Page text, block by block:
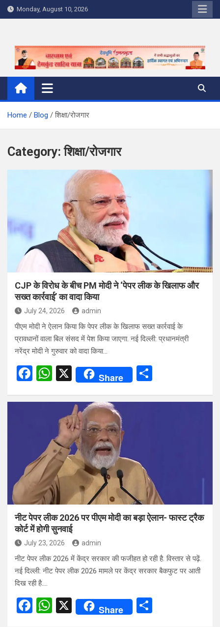
Skip
to
Monday, August 10, 2026
Home Blog शिक्षा/रोजगार
Category:शिक्षा/रोजगार
CJP के विरोध के बीच PM मोदी ने ‘पेपर लीक के खिलाफ और
सख्त कार्रवाई’ का वादा किया
July 24, 2026 admin
पीएम मोदी ने ऐलान किया कि पेपर लीक के खिलाफ सख्त कार्रवाई के
प्रावधानों वाला बिल संसद में पेश किया जाएगा. नई दिल्ली: प्रधानमंत्री
नरेंद्र मोदी ने गुरुवार को वादा किया…
F
ce
o
k
W
at
s
A
p
p
X Share
ar
नीट पेपर लीक 2026 पर पीएम मोदी का बड़ा ऐलान- फास्ट ट्रैक
कोर्ट में होगी सुनवाई
July 23, 2026 admin
नीट पेपर लीक 2026 में केंद्र सरकार की फजीहत हो रही है. विस्तार से पढ़ें.
नई दिल्ली: नीट पेपर लीक 2026 मामले पर केंद्र सरकार बैकफुट पर आती
दिख रही है.…
F
W X Share